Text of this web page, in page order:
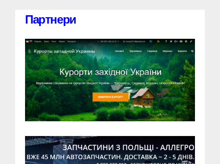
Партнери